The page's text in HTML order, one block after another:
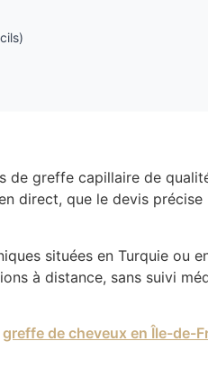
greffe capillaire de
direct, que le devis
situées en Turquie ou
à distance, sans suivi
greffe de cheveux en Île-de-